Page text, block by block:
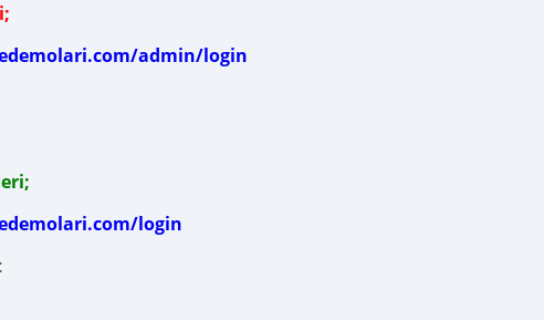
admin/login
login